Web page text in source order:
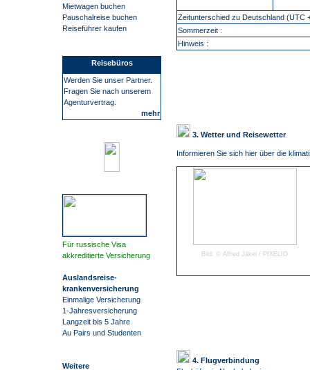
Mietwagen buchen
Pauschalreise buchen
Reiseführer kaufen
Reisebüros
Werden Sie unser Partner.
Fragen Sie nach unserem
Agenturvertrag.
mehr
Für russische Visa
akkreditierte Versicherung
Auslandsreise-
krankenversicherung
Einmalige Versicherung
1-Jahresversicherung
Langzeit bis 5 Jahre
Au Pairs und Studenten
Weitere
Zeitunterschied zu Deutschland (UTC
Sommerzeit :
Hinweis :
3. Wetter und Reisewetter
Informieren Sie sich hier über die
Bild: © Alfred Jäkel / PIXELIO
4. Flugverbindung